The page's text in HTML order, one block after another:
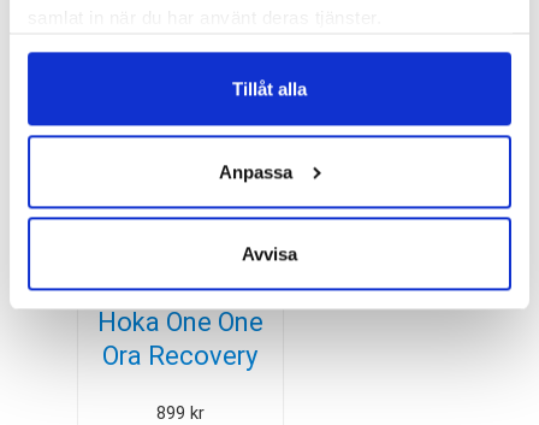
Tillåt alla
Anpassa
Avvisa
Besökta produkter
Hoka One One
Ora Recovery
899 kr